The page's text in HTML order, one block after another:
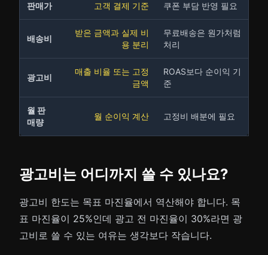
판매가 고객 결제 기준 쿠폰 부담 반영 필요
배송비
받은 금액과 실제 비
용 분리
무료배송은 원가처럼
처리
광고비
매출 비율 또는 고정
금액
ROAS보다 순이익 기
준
월 판
매량
월 순이익 계산 고정비 배분에 필요
광고비는 어디까지 쓸 수 있나요?
광고비 한도는 목표 마진율에서 역산해야 합니다. 목
표 마진율이 25%인데 광고 전 마진율이 30%라면 광
고비로 쓸 수 있는 여유는 생각보다 작습니다.